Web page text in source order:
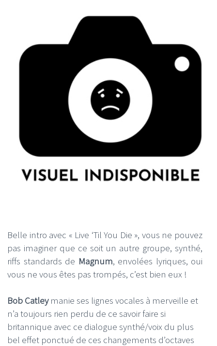
Belle intro avec « Live ‘Til You Die », vous ne pouvez
pas imaginer que ce soit un autre groupe, synthé,
riffs standards de Magnum, envolées lyriques, oui
vous ne vous êtes pas trompés, c’est bien eux !
Bob Catleymanie ses lignes vocales à merveille et
n’a toujours rien perdu de ce savoir faire si
britannique avec ce dialogue synthé/voix du plus
bel effet ponctué de ces changements d’octaves